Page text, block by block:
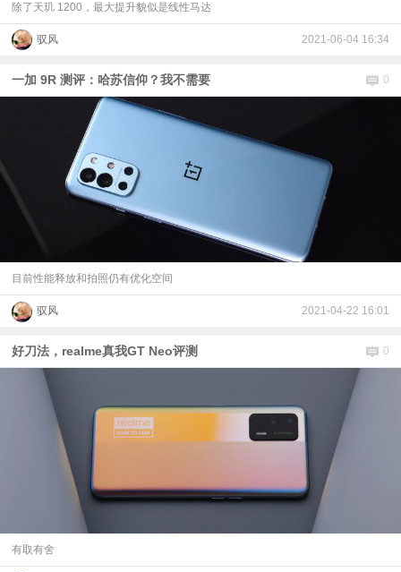
除了天玑 1200，最大提升貌似是线性马达
驭风 2021-06-04 16:34
一加 9R 测评：哈苏信仰？我不需要 0
目前性能释放和拍照仍有优化空间
驭风 2021-04-22 16:01
好刀法，realme真我GT Neo评测 0
有取有舍